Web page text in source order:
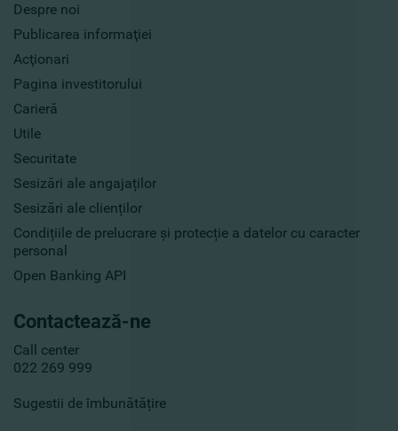
Despre noi
Publicarea informaţiei
Acţionari
Pagina investitorului
Carieră
Utile
Securitate
Sesizări ale angajaților
Sesizări ale clienților
Condițiile de prelucrare și protecție a datelor cu caracter
personal
Open Banking API
Contactează-ne
Call center
022 269 999
Sugestii de îmbunătățire